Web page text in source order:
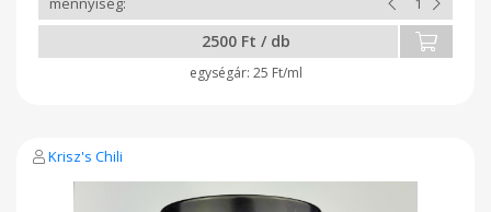
2500 Ft / db
25 Ft/ml
Krisz's Chili